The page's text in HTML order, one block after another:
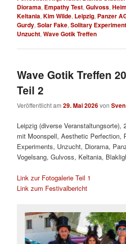
Diorama, Empathy Test,Gulvoss,
Keltania,Kim Wilde, Leipzig, Panzer
Gurdy,Solar Fake,Solitary
Unzucht,Wave Gotik Treffen
Wave Gotik Treffen
Teil 2
Veröffentlicht am29. Mai 2026von
Leipzig (diverse Veranstaltungsorte),
mit Moonspell, Aesthetic Perfection,
Experiments, Unzucht, Diorama,
Vogelsang, Gulvoss, Keltania,
Link zur Fotogalerie Teil 1
Link zum Festivalbericht